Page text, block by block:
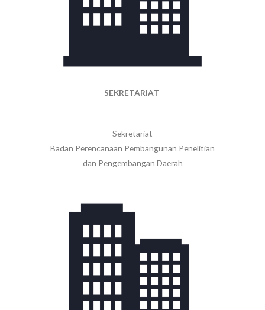
SEKRETARIAT
Sekretariat
Badan Perencanaan Pembangunan Penelitian
dan Pengembangan Daerah